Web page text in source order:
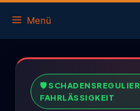
Menü
🛡️
FAHRLÄSSIGKEIT